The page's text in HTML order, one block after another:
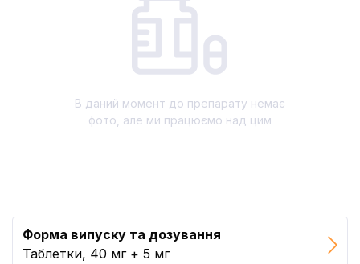
В даний момент до препарату немає
фото, але ми працюємо над цим
Форма випуску та дозування
Таблетки, 40 мг + 5 мг